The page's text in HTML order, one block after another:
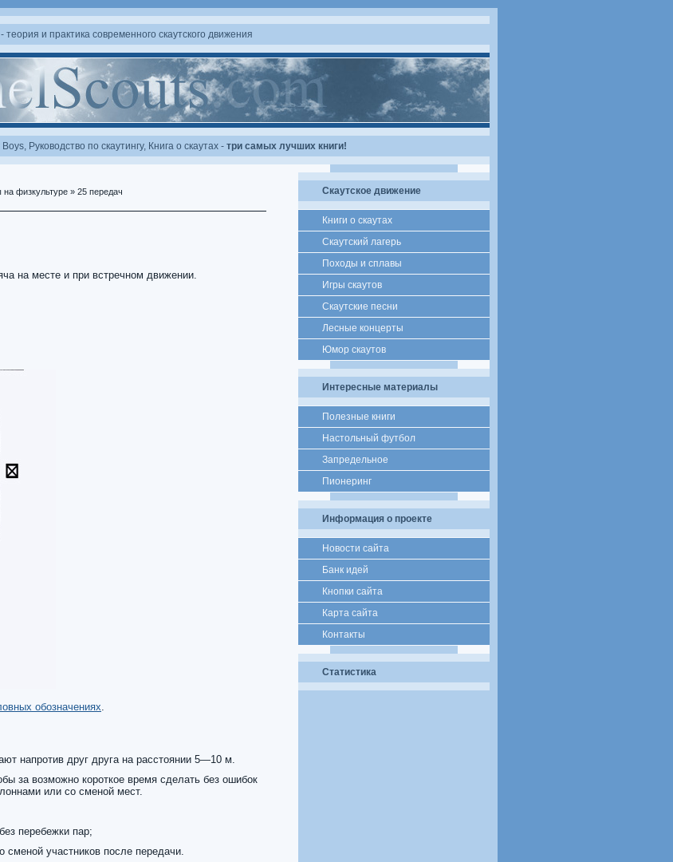
- теория и практика современного скаутского движения
Boys, Руководство по скаутингу, Книга о скаутах - три самых лучших книги!
физкультуре » 25 передач
на месте и при встречном движении.
обозначениях.
напротив друг друга на расстоянии 5—10 м.
за возможно короткое время сделать без ошибок
или со сменой мест.
перебежки пар;
сменой участников после передачи.
Скаутское движение
Книги о скаутах
Скаутский лагерь
Походы и сплавы
Игры скаутов
Скаутские песни
Лесные концерты
Юмор скаутов
Интересные материалы
Полезные книги
Настольный футбол
Запредельное
Пионеринг
Информация о проекте
Новости сайта
Банк идей
Кнопки сайта
Карта сайта
Контакты
Статистика